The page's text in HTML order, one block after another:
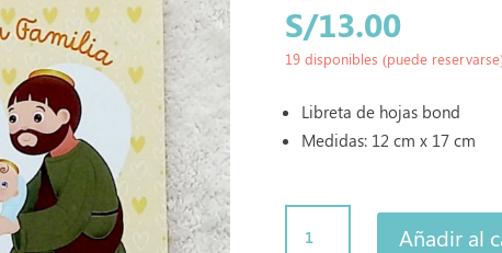
S/13.00
19 disponibles (puede
Libreta de hojas bond
Medidas: 12 cm x 17 cm
Añadir al